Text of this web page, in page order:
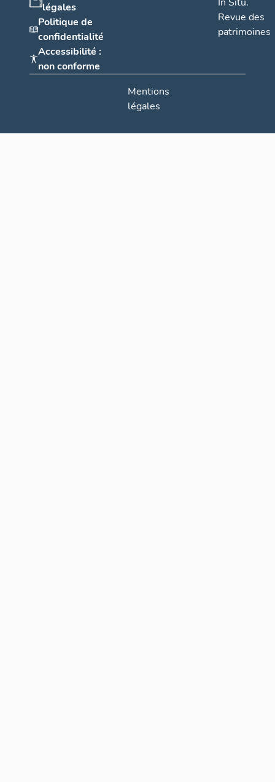
légales
Politique de
confidentialité
Accessibilité :
non conforme
Revue des
patrimoines
Mentions
légales